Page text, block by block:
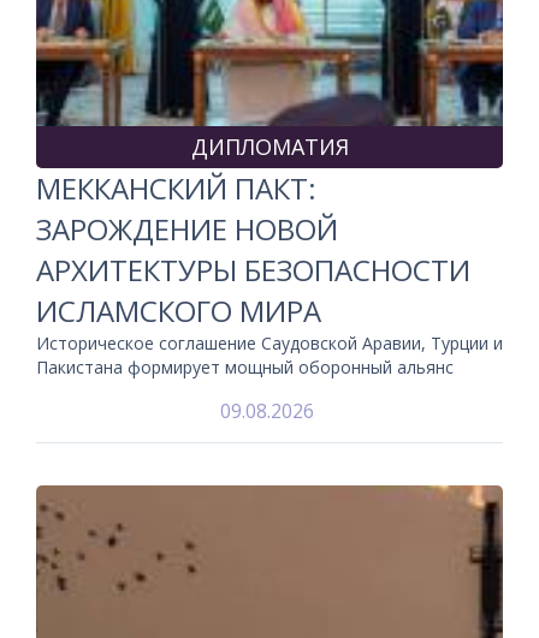
ДИПЛОМАТИЯ
МЕККАНСКИЙ ПАКТ:
ЗАРОЖДЕНИЕ НОВОЙ
АРХИТЕКТУРЫ БЕЗОПАСНОСТИ
ИСЛАМСКОГО МИРА
Историческое соглашение Саудовской Аравии, Турции и
Пакистана формирует мощный оборонный альянс
09.08.2026